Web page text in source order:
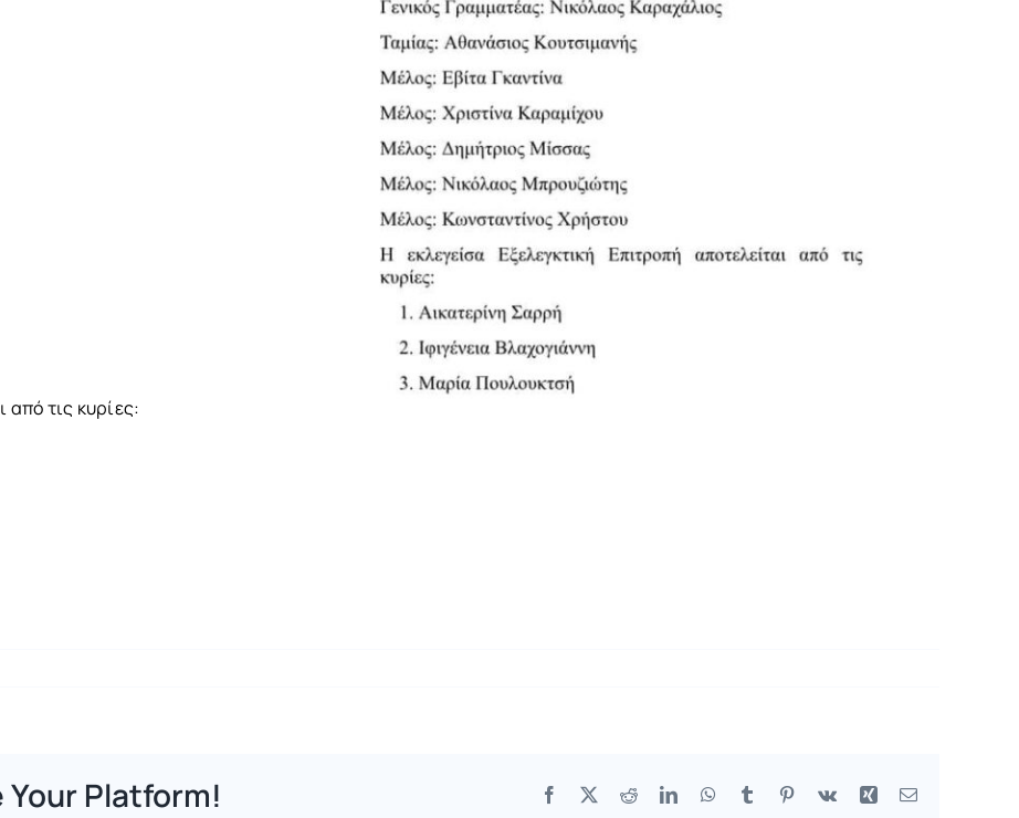
από τις κυρίες:
Your Platform! Facebook RedditLinkedInWhatsApp
Tumblr Pinterest
Vk Xing Email